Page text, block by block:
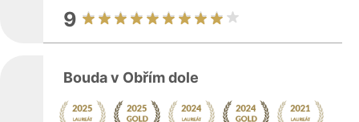
9
Bouda v Obřím dole